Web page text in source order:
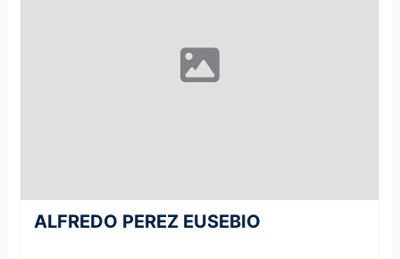
ALFREDO PEREZ EUSEBIO